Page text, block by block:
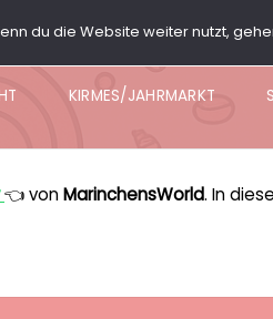
KIRMES/JAHRMARKT
👈 vonMarinchensWorld. In
du die Website weiter nutzt,